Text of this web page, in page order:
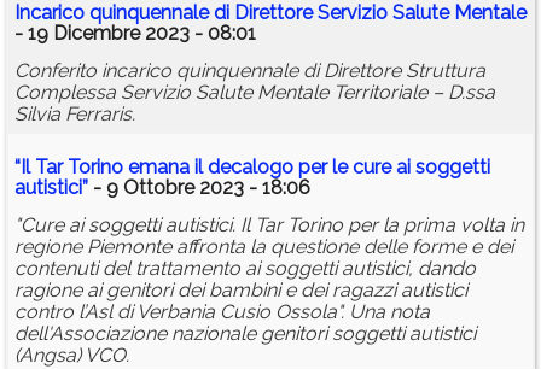
Incarico quinquennale di Direttore Servizio Salute Mentale
- 19 Dicembre 2023 - 08:01
Conferito incarico quinquennale di Direttore Struttura
Complessa Servizio Salute Mentale Territoriale – D.ssa
Silvia Ferraris.
“Il Tar Torino emana il decalogo per le cure ai soggetti
autistici” - 9 Ottobre 2023 - 18:06
"Cure ai soggetti autistici. Il Tar Torino per la prima volta in
regione Piemonte affronta la questione delle forme e dei
contenuti del trattamento ai soggetti autistici, dando
ragione ai genitori dei bambini e dei ragazzi autistici
contro l’Asl di Verbania Cusio Ossola". Una nota
dell'Associazione nazionale genitori soggetti autistici
(Angsa) VCO.